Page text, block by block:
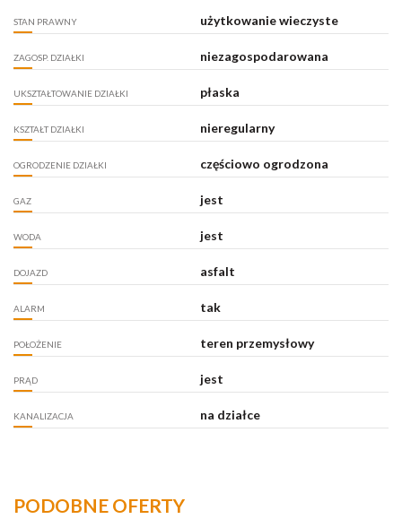
STAN PRAWNY użytkowanie wieczyste
ZAGOSP. DZIAŁKI niezagospodarowana
UKSZTAŁTOWANIE DZIAŁKI płaska
KSZTAŁT DZIAŁKI nieregularny
OGRODZENIE DZIAŁKI częściowo ogrodzona
GAZ jest
WODA jest
DOJAZD asfalt
ALARM tak
POŁOŻENIE teren przemysłowy
PRĄD jest
KANALIZACJA na działce
PODOBNE OFERTY